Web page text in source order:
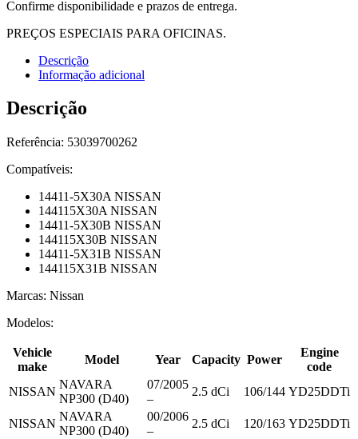
Confirme disponibilidade e prazos de entrega.
PREÇOS ESPECIAIS PARA OFICINAS.
Descrição
Informação adicional
Descrição
Referência: 53039700262
Compatíveis:
14411-5X30A NISSAN
144115X30A NISSAN
14411-5X30B NISSAN
144115X30B NISSAN
14411-5X31B NISSAN
144115X31B NISSAN
Marcas: Nissan
Modelos:
Vehicle
make
Model Year Capacity Power
Engine
code
NISSAN
NAVARA
NP300 (D40)
07/2005
–
2.5 dCi 106/144 YD25DDTi
NISSAN
NAVARA
NP300 (D40)
00/2006
–
2.5 dCi 120/163 YD25DDTi